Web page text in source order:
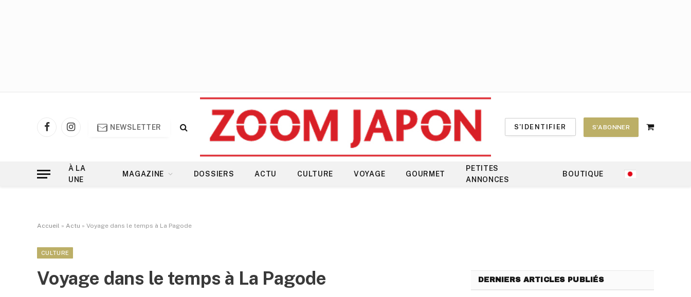
FacebookInstagram
NEWSLETTER S'IDENTIFIER S'ABONNER
Shopping
À LA
UNE
MAGAZINE DOSSIERS ACTU CULTURE VOYAGE GOURMET
PETITES
ANNONCES
BOUTIQUE
Accueil » Actu » Voyage dans le temps à La Pagode
CULTURE
Voyage dans le temps à La Pagode DERNIERS ARTICLES PUBLIÉS